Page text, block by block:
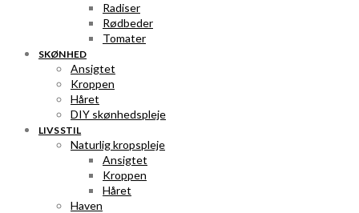
Radiser
Rødbeder
Tomater
SKØNHED
Ansigtet
Kroppen
Håret
DIY skønhedspleje
LIVSSTIL
Naturlig kropspleje
Ansigtet
Kroppen
Håret
Haven